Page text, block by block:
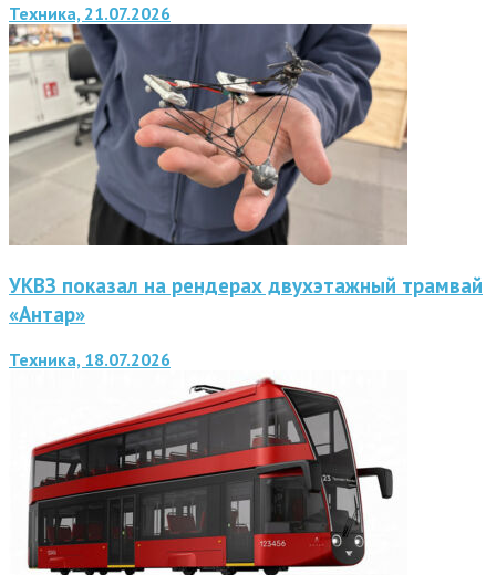
Техника, 21.07.2026
УКВЗ показал на рендерах двухэтажный трамвай
«Антар»
Техника, 18.07.2026